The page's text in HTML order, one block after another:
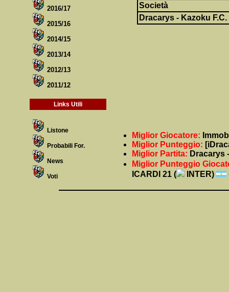
2016/17
2015/16
2014/15
2013/14
2012/13
2011/12
Links Utili
Listone
Probabili For.
News
Voti
Società
Dracarys - Kazoku F.C.
Miglior Giocatore:
Miglior Punteggio:
Miglior Partita: Dracarys
Miglior Punteggio
ICARDI 21 (
INTER)